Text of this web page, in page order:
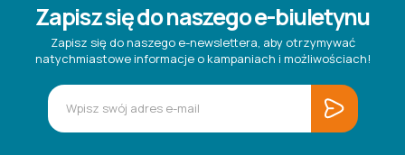
Zapisz się do naszego e-biuletynu
Zapisz się do naszego e-newslettera, aby otrzymywać
natychmiastowe informacje o kampaniach i możliwościach!